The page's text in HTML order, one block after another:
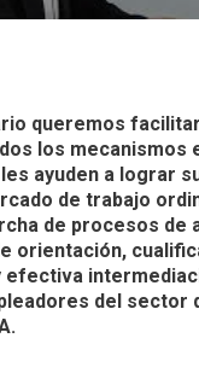
queremos
los mecanismos
ayuden a lograr
de trabajo
de procesos de
orientación,
efectiva
del sector